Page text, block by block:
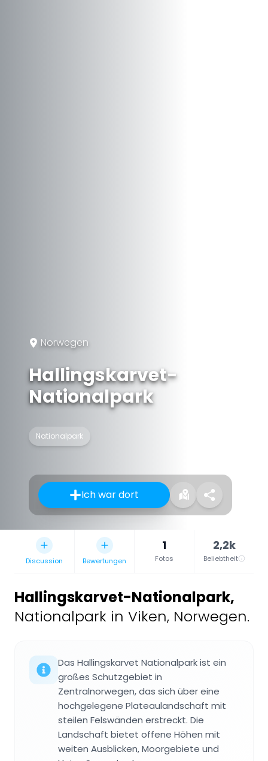
Norwegen
Hallingskarvet-
Nationalpark
Nationalpark
Ich war dort
Discussion Bewertungen
1
Fotos
2,2k
Beliebtheit
Hallingskarvet-Nationalpark,
Nationalpark in Viken, Norwegen.
Das Hallingskarvet Nationalpark ist ein
großes Schutzgebiet in
Zentralnorwegen, das sich über eine
hochgelegene Plateaulandschaft mit
steilen Felswänden erstreckt. Die
Landschaft bietet offene Höhen mit
weiten Ausblicken, Moorgebiete und